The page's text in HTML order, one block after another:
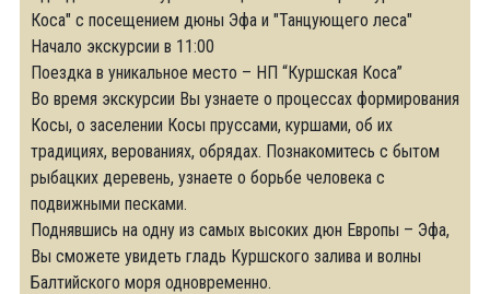
Коса" с посещением дюны Эфа и "Танцующего леса"
Начало экскурсии в 11:00
Поездка в уникальное место – НП “Куршская Коса”
Во время экскурсии Вы узнаете о процессах формирования
Косы, о заселении Косы пруссами, куршами, об их
традициях, верованиях, обрядах. Познакомитесь с бытом
рыбацких деревень, узнаете о борьбе человека с
подвижными песками.
Поднявшись на одну из самых высоких дюн Европы – Эфа,
Вы сможете увидеть гладь Куршского залива и волны
Балтийского моря одновременно.